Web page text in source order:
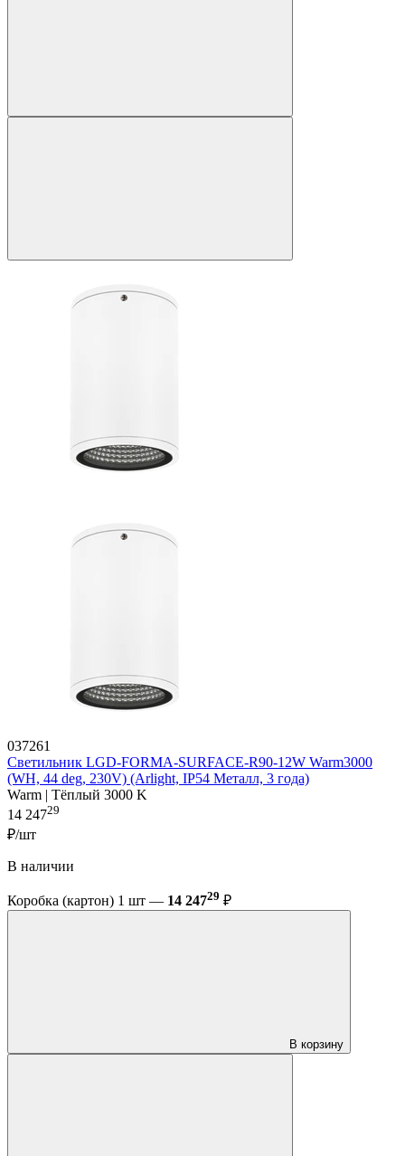
037261
Светильник LGD-FORMA-SURFACE-R90-12W Warm3000
(WH, 44 deg, 230V) (Arlight, IP54 Металл, 3 года)
Warm | Тёплый 3000 K
14 24729
₽/шт
В наличии
Коробка (картон) 1 шт — 14 24729 ₽
В корзину